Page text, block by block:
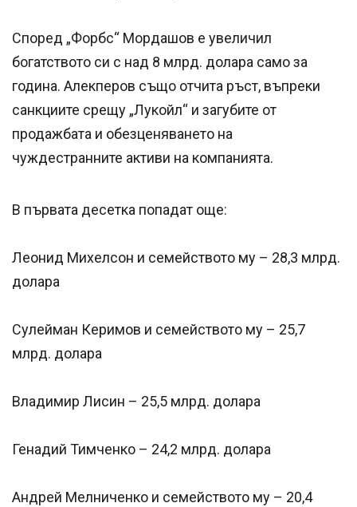
Според „Форбс“ Мордашов е увеличил
богатството си с над 8 млрд. долара само за
година. Алекперов също отчита ръст, въпреки
санкциите срещу „Лукойл“ и загубите от
продажбата и обезценяването на
чуждестранните активи на компанията.
В първата десетка попадат още:
Леонид Михелсон и семейството му – 28,3 млрд.
долара
Сулейман Керимов и семейството му – 25,7
млрд. долара
Владимир Лисин – 25,5 млрд. долара
Генадий Тимченко – 24,2 млрд. долара
Андрей Мелниченко и семейството му – 20,4